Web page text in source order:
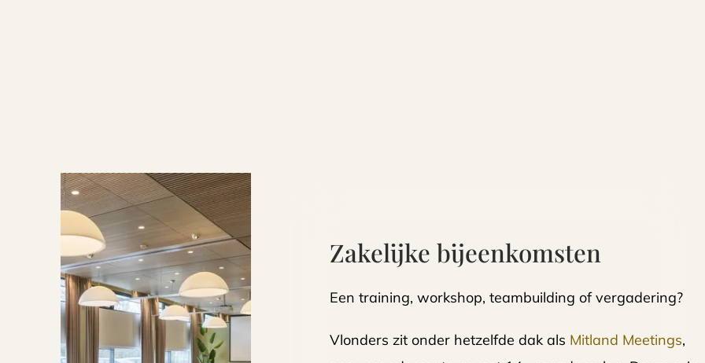
Zakelijke bijeenkomsten
Een training, workshop, teambuilding of vergadering?
Vlonders zit onder hetzelfde dak als Mitland Meetings,